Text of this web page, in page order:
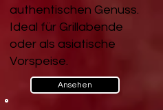
authentischen Genuss.
Ideal für Grillabende
oder als asiatische
Vorspeise.
Ansehen